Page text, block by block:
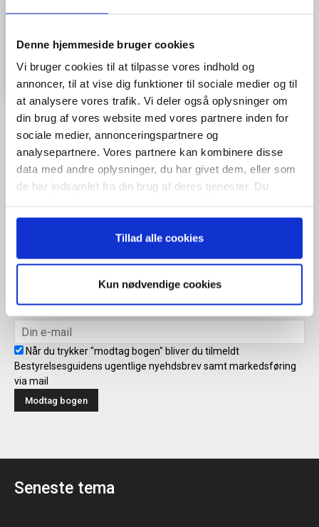
Denne hjemmeside bruger cookies
Vi bruger cookies til at tilpasse vores indhold og
annoncer, til at vise dig funktioner til sociale medier og til
at analysere vores trafik. Vi deler også oplysninger om
din brug af vores website med vores partnere inden for
sociale medier, annonceringspartnere og
analysepartnere. Vores partnere kan kombinere disse
data med andre oplysninger, du har givet dem, eller som
de har indsamlet fra din brug af deres tjenester. Du
anvende vores hjemmeside.
Tillad alle cookies
Kun nødvendige cookies
Når du trykker "modtag bogen" bliver du tilmeldt Bestyrelsesguidens
ugentlige nyhedsbrev samt markedsføring via mail.
Modtag bogen direkte i din
mailboks
Når du trykker "modtag bogen" bliver du tilmeldt
Bestyrelsesguidens ugentlige nyehdsbrev samt markedsføring
via mail
Seneste tema